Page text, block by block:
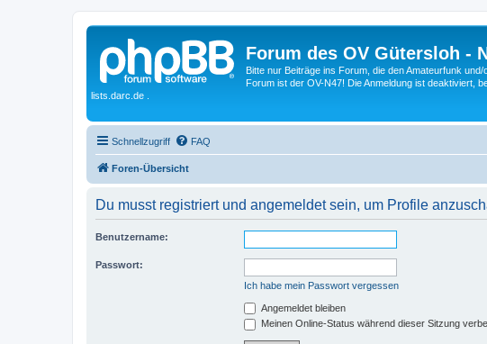
Forum des OV Gütersloh -
Bitte nur Beiträge ins Forum, die den Amateurfunk
Forum ist der OV-N47! Die Anmeldung ist deaktiviert,
lists.darc.de .
Schnellzugriff FAQ
Foren-Übersicht
Du musst registriert und angemeldet sein, um Profile
Benutzername:
Passwort:
Ich habe mein Passwort vergessen
Angemeldet bleiben
Meinen Online-Status während dieser Sitzung